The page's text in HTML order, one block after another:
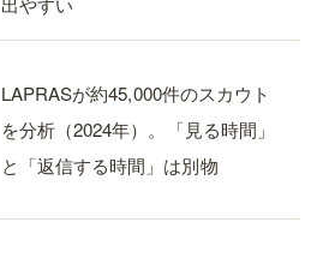
LAPRASが約45,000件のスカウト
を分析（2024年）。「見る時間」
と「返信する時間」は別物